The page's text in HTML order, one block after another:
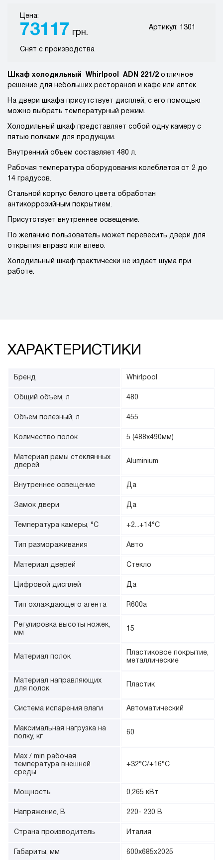
Цена:
73117 грн.
Артикул: 1301
Снят с производства
Шкаф холодильный Whirlpool ADN 221/2 отличное
решение для небольших ресторанов и кафе или аптек.
На двери шкафа присутствует дисплей, с его помощью
можно выбрать температурный режим.
Холодильный шкаф представляет собой одну камеру с
пятью полками для продукции.
Внутренний объем составляет 480 л.
Рабочая температура оборудования колеблется от 2 до
14 градусов.
Стальной корпус белого цвета обработан
антикоррозийным покрытием.
Присутствует внутреннее освещение.
По желанию пользователь может перевесить двери для
открытия вправо или влево.
Холодильный шкаф практически не издает шума при
работе.
ХАРАКТЕРИСТИКИ
Бренд Whirlpool
Общий объем, л 480
Объем полезный, л 455
Количество полок 5 (488х490мм)
Материал рамы стеклянных
дверей
Aluminium
Внутреннее освещение Да
Замок двери Да
Температура камеры, °С +2...+14°С
Тип размораживания Авто
Материал дверей Стекло
Цифровой дисплей Да
Тип охлаждающего агента R600a
Регулировка высоты ножек,
мм
15
Материал полок
Пластиковое покрытие,
металлические
Материал направляющих
для полок
Пластик
Система испарения влаги Автоматический
Максимальная нагрузка на
полку, кг
60
Max / min рабочая
температура внешней
среды
+32°С/+16°С
Мощность 0,265 кВт
Напряжение, В 220- 230 В
Страна производитель Италия
Габариты, мм 600х685х2025